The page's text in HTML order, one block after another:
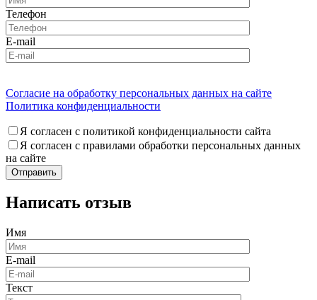
Телефон
E-mail
Согласие на обработку персональных данных на сайте
Политика конфиденциальности
Я согласен с политикой конфиденциальности сайта
Я согласен с правилами обработки персональных данных
на сайте
Написать отзыв
Имя
E-mail
Текст